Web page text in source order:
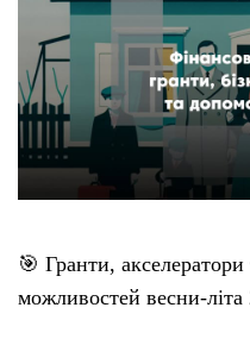
Етичний кодекс
Рекламні прайси
Про нас
Тендери
🎯 Гранти,
можливостей весни-